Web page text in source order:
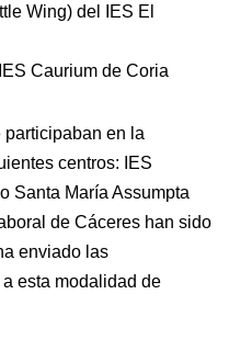
Wing) del IES El
Caurium de Coria
participaban en la
centros: IES
Santa María Assumpta
de Cáceres han sido
enviado las
esta modalidad de